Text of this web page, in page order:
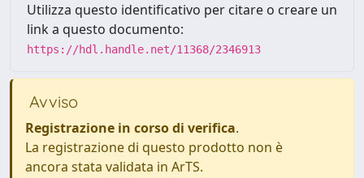
Utilizza questo identificativo per citare o creare un
link a questo documento:
https://hdl.handle.net/11368/2346913
Avviso
Registrazione in corso di verifica.
La registrazione di questo prodotto non è
ancora stata validata in ArTS.